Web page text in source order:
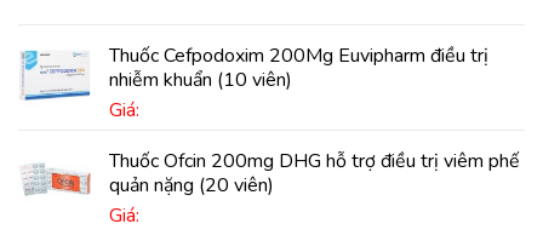
Thuốc Cefpodoxim 200Mg Euvipharm điều trị
nhiễm khuẩn (10 viên)
Giá:
Thuốc Ofcin 200mg DHG hỗ trợ điều trị viêm phế
quản nặng (20 viên)
Giá: